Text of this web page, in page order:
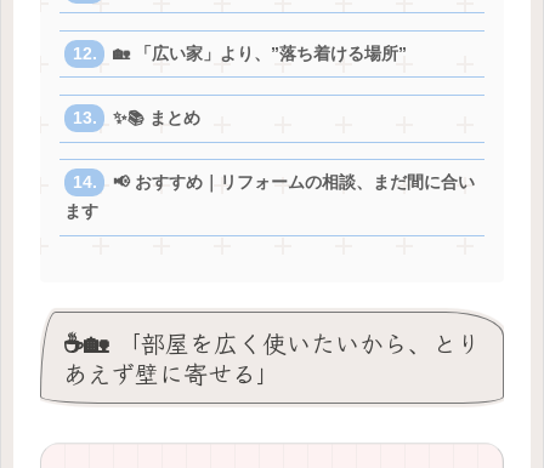
🏡 「広い家」より、”落ち着ける場所”
✨📚 まとめ
📢 おすすめ｜リフォームの相談、まだ間に合い
ます
☕️🏡 「部屋を広く使いたいから、とり
あえず壁に寄せる」